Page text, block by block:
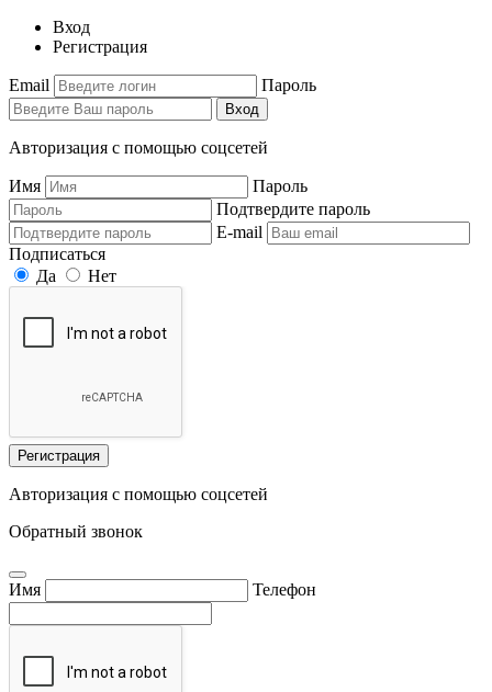
Вход
Регистрация
Email Пароль
Вход
Авторизация с помощью соцсетей
Имя
Пароль
Подтвердите пароль
E-mail
Подписаться
Да
Нет
Регистрация
Авторизация с помощью соцсетей
Обратный звонок
Имя Телефон